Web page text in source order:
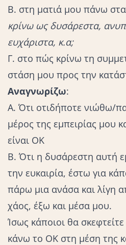
Β. στη ματιά μου πάνω
κρίνω ως δυσάρεστα,
ευχάριστα, κ.α;
Γ. στο πώς κρίνω τη
στάση μου προς την
Αναγνωρίζω:
Α. Ότι οτιδήποτε νιώθω/
μέρος της εμπειρίας μου
είναι ΟΚ
Β. Ότι η δυσάρεστη αυτή
την ευκαιρία, έστω για
πάρω μια ανάσα και λίγη
χάος, έξω και μέσα μου.
Ίσως κάποιοι θα
κάνω το ΟΚ στη μέση της